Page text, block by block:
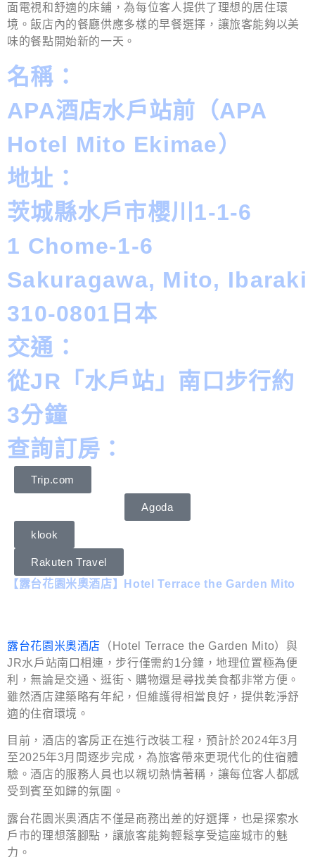
面電視和舒適的床鋪，為每位客人提供了理想的居住環
境。飯店內的餐廳供應多樣的早餐選擇，讓旅客能夠以美
味的餐點開始新的一天。
名稱：
APA酒店水戶站前（APA
Hotel Mito Ekimae）
地址：
茨城縣水戶市櫻川1-1-6
1 Chome-1-6
Sakuragawa, Mito, Ibaraki
310-0801日本
交通：
從JR「水戶站」南口步行約
3分鐘
查詢訂房：
Trip.com
Agoda
klook
Rakuten Travel
【露台花園米奧酒店】Hotel Terrace the Garden Mito
露台花園米奧酒店 （Hotel Terrace the Garden Mito）與
JR水戶站南口相連，步行僅需約1分鐘，地理位置極為便
利，無論是交通、逛街、購物還是尋找美食都非常方便。
雖然酒店建築略有年紀，但維護得相當良好，提供乾淨舒
適的住宿環境。
目前，酒店的客房正在進行改裝工程，預計於2024年3月
至2025年3月間逐步完成，為旅客帶來更現代化的住宿體
驗。酒店的服務人員也以親切熱情著稱，讓每位客人都感
受到賓至如歸的氛圍。
露台花園米奧酒店不僅是商務出差的好選擇，也是探索水
戶市的理想落腳點，讓旅客能夠輕鬆享受這座城市的魅
力。